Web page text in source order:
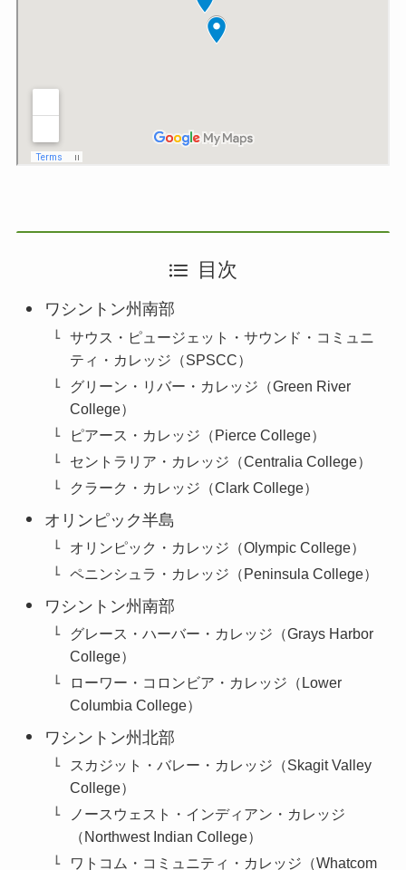
目次
ワシントン州南部
サウス・ピュージェット・サウンド・コミュニ
ティ・カレッジ（SPSCC）
グリーン・リバー・カレッジ（Green River
College）
ピアース・カレッジ（Pierce College）
セントラリア・カレッジ（Centralia College）
クラーク・カレッジ（Clark College）
オリンピック半島
オリンピック・カレッジ（Olympic College）
ペニンシュラ・カレッジ（Peninsula College）
ワシントン州南部
グレース・ハーバー・カレッジ（Grays Harbor
College）
ローワー・コロンビア・カレッジ（Lower
Columbia College）
ワシントン州北部
スカジット・バレー・カレッジ（Skagit Valley
College）
ノースウェスト・インディアン・カレッジ
（Northwest Indian College）
ワトコム・コミュニティ・カレッジ（Whatcom